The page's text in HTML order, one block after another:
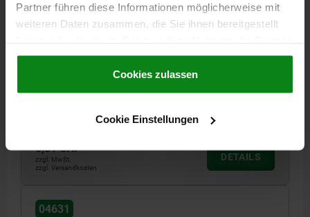
Partner führen diese Informationen möglicherweise mit
weiteren Daten zusammen, die Sie ihnen bereitgestellt
gesammelt haben.Cookie Richtlinien
Datenschutz|AGB
Cookies zulassen
Cookie Einstellungen
FORM-TYP=GERIFFELT BREITE=25
HÖHE=19,5 LÄNGE=18
04631-125
8,81 CHF
zzgl. MwSt.
zzgl. Versandkosten
DETAILS
04631